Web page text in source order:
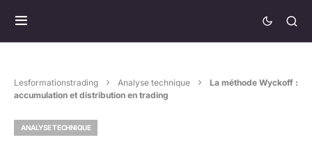
Lesformationstrading Analyse technique
La méthode Wyckoff :
accumulation et distribution en trading
ANALYSE TECHNIQUE